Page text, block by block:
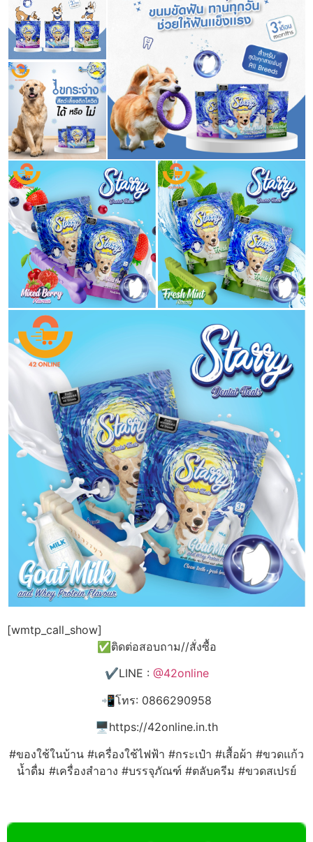
[wmtp_call_show]
✅ติดต่อสอบถาม//สั่งซื้อ
✔️LINE : @42online
📲โทร: 0866290958
🖥️https://42online.in.th
#ของใช้ในบ้าน #เครื่องใช้ไฟฟ้า #กระเป๋า #เสื้อผ้า #ขวดแก้ว
น้ำดื่ม #เครื่องสำอาง #บรรจุภัณฑ์ #ตลับครีม #ขวดสเปรย์